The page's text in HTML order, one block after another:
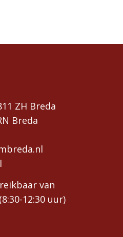
ZH Breda
Breda
van
12:30 uur)